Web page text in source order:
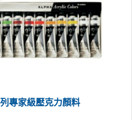
專家級壓克力顏料